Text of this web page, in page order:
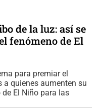
de la luz: así se
fenómeno de El
para premiar el
a quienes aumenten su
El Niño para las